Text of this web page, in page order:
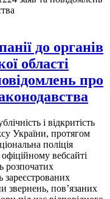
до органів
області
про
і відкритість
України, протягом
поліція
вебсайті
розпочатих
зареєстрованих
звернень, пов’язаних